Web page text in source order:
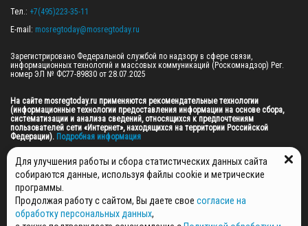
Тел.: +7(495)223-35-11
E-mail: mosregtoday@mosregtoday.ru
Зарегистрировано Федеральной службой по надзору в сфере связи,
информационных технологий и массовых коммуникаций (Роскомнадзор) Рег.
номер ЭЛ № ФС77-89830 от 28.07.2025
На сайте mosregtoday.ru применяются рекомендательные технологии
(информационные технологии предоставления информации на основе сбора,
систематизации и анализа сведений, относящихся к предпочтениям
пользователей сети «Интернет», находящихся на территории Российской
Федерации). Подробная информация
© 2026 ПРАВА НА ВСЕ МАТЕРИАЛЫ САЙТА ПРИНАДЛЕЖАТ ГАУ МО "ЦИФРОВЫЕ
МЕДИА" (ОГРН: 1255000059467).
ПОЛИТИКА ОБРАБОТКИ И ЗАЩИТЫ ПЕРСОНАЛЬНЫХ ДАННЫХ
НОВОСТИ
Для улучшения работы и сбора статистических данных сайта
собираются данные, используя файлы cookie и метрические
программы.
Продолжая работу с сайтом, Вы даете свое согласие на
обработку персональных данных,